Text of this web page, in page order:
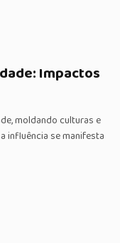
Impactos
moldando culturas e
influência se manifesta